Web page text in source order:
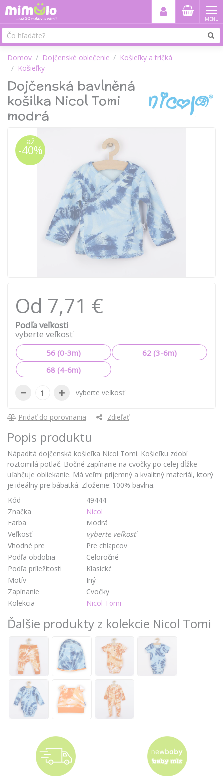
MENU
Domov Dojčenské oblečenie
Košieľky a tričká
Košieľky
Dojčenská bavlněná
košilka Nicol Tomi
modrá
až
-40%
Od 7,71 €
Podľa veľkosti
vyberte veľkosť
56 (0-3m)
62 (3-6m)
68 (4-6m)
− + vyberte veľkosť
Pridať do porovnania Zdieľať
Popis produktu
Nápaditá dojčenská košieľka Nicol Tomi. Košieľku zdobí
roztomilá potlač. Bočné zapínanie na cvočky po celej dĺžke
uľahčuje obliekanie. Má veľmi príjemný a kvalitný materiál, ktorý
je ideálny pre bábätká. Zloženie: 100% bavlna.
Kód
49444
Značka
Nicol
Farba
Modrá
Veľkosť
vyberte veľkosť
Vhodné pre
Pre chlapcov
Podľa obdobia
Celoročné
Podľa príležitosti
Klasické
Motív
Iný
Zapínanie
Cvočky
Kolekcia
Nicol Tomi
Ďalšie produkty z kolekcie Nicol Tomi